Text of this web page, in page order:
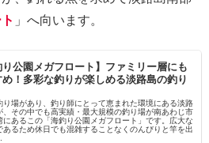
」へ向います。
り公園メガフロート】ファミリー層にも
め！多彩な釣りが楽しめる淡路島の釣り
り場があり、釣り師にとって恵まれた環境にある淡路
、その中でも高実績・最大規模の釣り場が南あわじ市
にあるこの「海釣り公園メガフロート」です。広大な
あるため休日でも混雑することなくのんびりと竿を出